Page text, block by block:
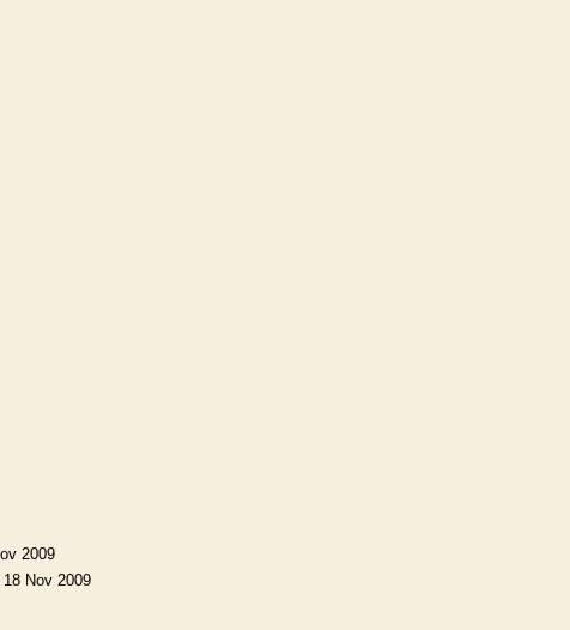
2009
Nov 2009